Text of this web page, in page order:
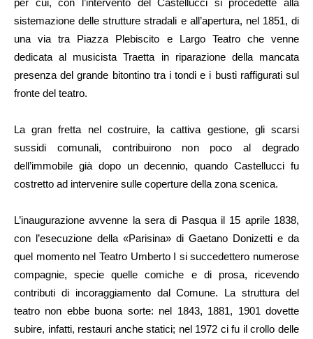
per cui, con l’intervento del Castellucci si procedette alla
sistemazione delle strutture stradali e all’apertura, nel 1851, di
una via tra Piazza Plebiscito e Largo Teatro che venne
dedicata al musicista Traetta in riparazione della mancata
presenza del grande bitontino tra i tondi e i busti raffigurati sul
fronte del teatro.
La gran fretta nel costruire, la cattiva gestione, gli scarsi
sussidi comunali, contribuirono non poco al degrado
dell’immobile già dopo un decennio, quando Castellucci fu
costretto ad intervenire sulle coperture della zona scenica.
L’inaugurazione avvenne la sera di Pasqua il 15 aprile 1838,
con l’esecuzione della «Parisina» di Gaetano Donizetti e da
quel momento nel Teatro Umberto I si succedettero numerose
compagnie, specie quelle comiche e di prosa, ricevendo
contributi di incoraggiamento dal Comune. La struttura del
teatro non ebbe buona sorte: nel 1843, 1881, 1901 dovette
subire, infatti, restauri anche statici; nel 1972 ci fu il crollo delle